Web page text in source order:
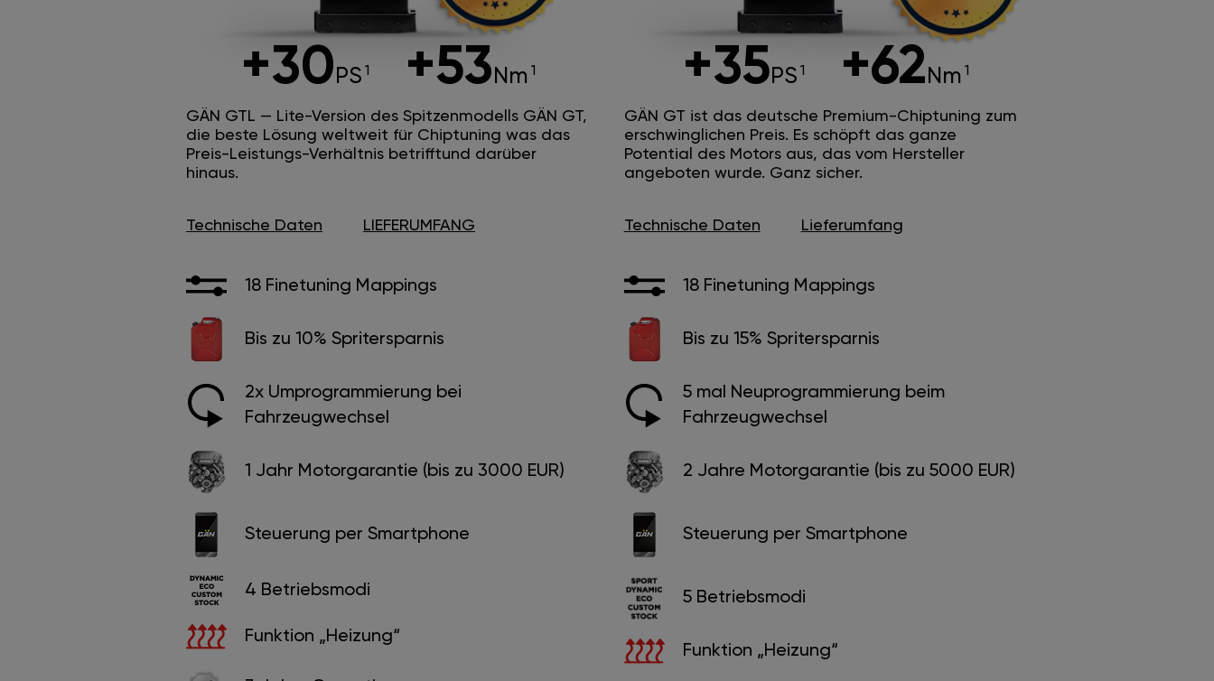
+35 PS +62 Nm
GÄN GT ist das deutsche Premium-Chiptuning zum
erschwinglichen Preis. Es schöpft das ganze
Potential des Motors aus, das vom Hersteller
angeboten wurde. Ganz sicher.
Technische Daten Lieferumfang
18 Finetuning Mappings
Bis zu 15% Spritersparnis
5 mal Neuprogrammierung beim
Fahrzeugwechsel
2 Jahre Motorgarantie (bis zu 5000 EUR)
Steuerung per Smartphone
5 Betriebsmodi
Funktion „Heizung“
+30 PS +53 Nm
GÄN GTL — Lite-Version des Spitzenmodells GÄN GT,
die beste Lösung weltweit für Chiptuning was das
Preis-Leistungs-Verhältnis betrifftund darüber
hinaus.
Technische Daten LIEFERUMFANG
18 Finetuning Mappings
Bis zu 10% Spritersparnis
2x Umprogrammierung bei
Fahrzeugwechsel
1 Jahr Motorgarantie (bis zu 3000 EUR)
Steuerung per Smartphone
4 Betriebsmodi
Funktion „Heizung“